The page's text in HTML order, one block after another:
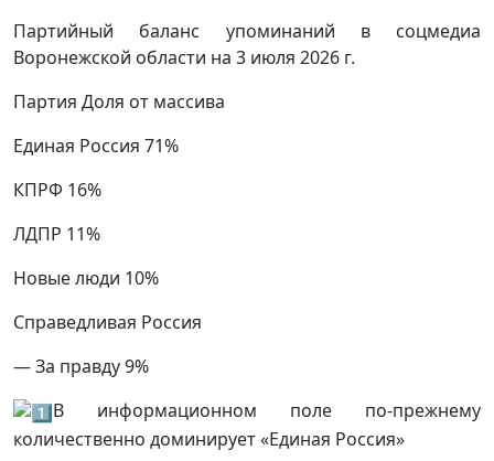
Партийный баланс упоминаний в соцмедиа
Воронежской области на 3 июля 2026 г.
Партия Доля от массива
Единая Россия 71%
КПРФ 16%
ЛДПР 11%
Новые люди 10%
Справедливая Россия
— За правду 9%
В информационном поле по-прежнему
количественно доминирует «Единая Россия»